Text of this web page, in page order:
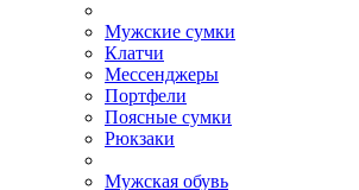
Мужские сумки
Клатчи
Мессенджеры
Портфели
Поясные сумки
Рюкзаки
Мужская обувь